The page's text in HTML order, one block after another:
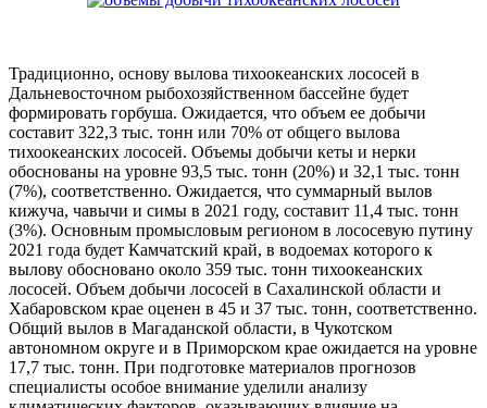
Традиционно, основу вылова тихоокеанских лососей в
Дальневосточном рыбохозяйственном бассейне будет
формировать горбуша. Ожидается, что объем ее добычи
составит 322,3 тыс. тонн или 70% от общего вылова
тихоокеанских лососей. Объемы добычи кеты и нерки
обоснованы на уровне 93,5 тыс. тонн (20%) и 32,1 тыс. тонн
(7%), соответственно. Ожидается, что суммарный вылов
кижуча, чавычи и симы в 2021 году, составит 11,4 тыс. тонн
(3%). Основным промысловым регионом в лососевую путину
2021 года будет Камчатский край, в водоемах которого к
вылову обосновано около 359 тыс. тонн тихоокеанских
лососей. Объем добычи лососей в Сахалинской области и
Хабаровском крае оценен в 45 и 37 тыс. тонн, соответственно.
Общий вылов в Магаданской области, в Чукотском
автономном округе и в Приморском крае ожидается на уровне
17,7 тыс. тонн. При подготовке материалов прогнозов
специалисты особое внимание уделили анализу